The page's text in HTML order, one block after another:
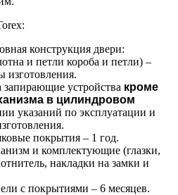
конструкция двери:
и петли короба и петли) –
изготовления.
устройства кроме
в цилиндровом
указаний по эксплуатации и
покрытия – 1 год.
и комплектующие (глазки,
накладки на замки и
с покрытиями – 6 месяцев.